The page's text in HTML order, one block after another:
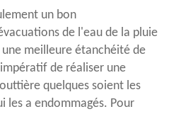
un bon
de l'eau de la pluie
meilleure étanchéité de
de réaliser une
quelques soient les
les a endommagés. Pour